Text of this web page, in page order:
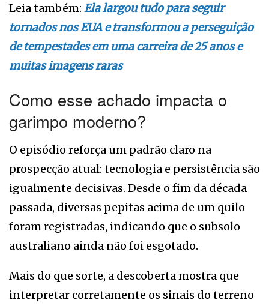
Leia também: Ela largou tudo para seguir
tornados nos EUA e transformou a perseguição
de tempestades em uma carreira de 25 anos e
muitas imagens raras
Como esse achado impacta o
garimpo moderno?
O episódio reforça um padrão claro na
prospecção atual: tecnologia e persistência são
igualmente decisivas. Desde o fim da década
passada, diversas pepitas acima de um quilo
foram registradas, indicando que o subsolo
australiano ainda não foi esgotado.
Mais do que sorte, a descoberta mostra que
interpretar corretamente os sinais do terreno